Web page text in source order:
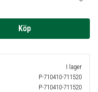
I lager
P-710410-711520
P-710410-711520